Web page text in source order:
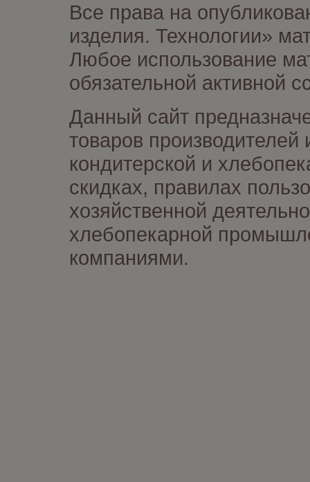
Все права на
изделия. Технологии»
Любое использование
обязательной активной
Данный сайт
товаров
кондитерской и
скидках, правилах
хозяйственной
хлебопекарной
компаниями.